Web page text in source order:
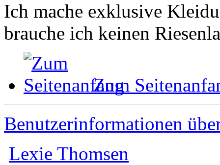
Ich mache exklusive
brauche ich keinen
Zum
Benutzerinformationen
Lexie Thomsen